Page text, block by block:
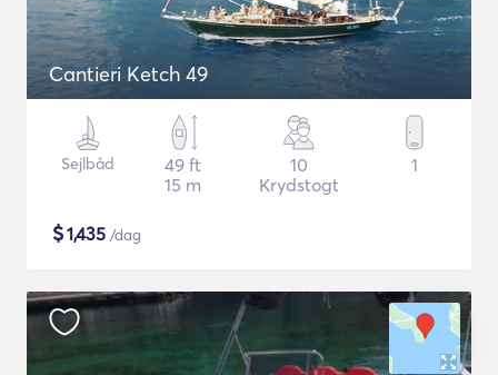
Cantieri Ketch 49
Sejlbåd
49 ft
15 m
10
Krydstogt
1
$1,435 /dag